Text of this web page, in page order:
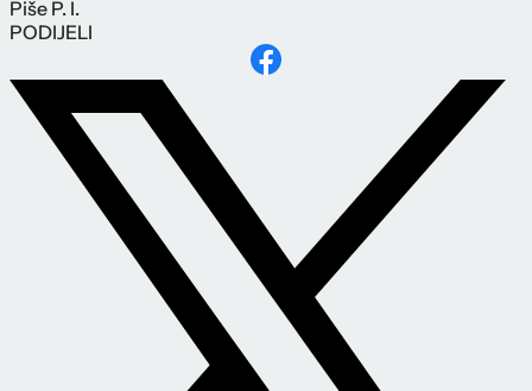
Piše P. I.
PODIJELI